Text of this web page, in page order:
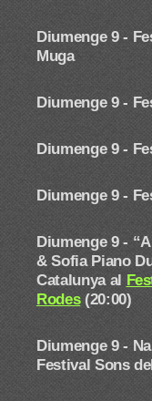
Diumenge 9 -
Muga
Diumenge 9 -
Diumenge 9 -
Diumenge 9 -
Diumenge 9 -
& Sofia Piano
Catalunya al
Rodes(20:00)
Diumenge 9 -
Festival Sons